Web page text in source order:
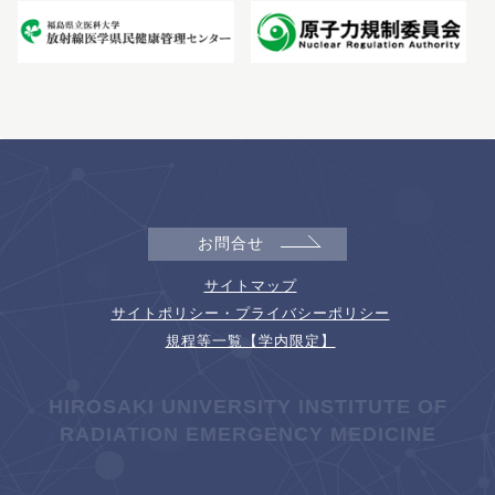
お問合せ
サイトマップ
サイトポリシー・プライバシーポリシー
規程等一覧【学内限定】
HIROSAKI UNIVERSITY INSTITUTE OF
RADIATION EMERGENCY MEDICINE